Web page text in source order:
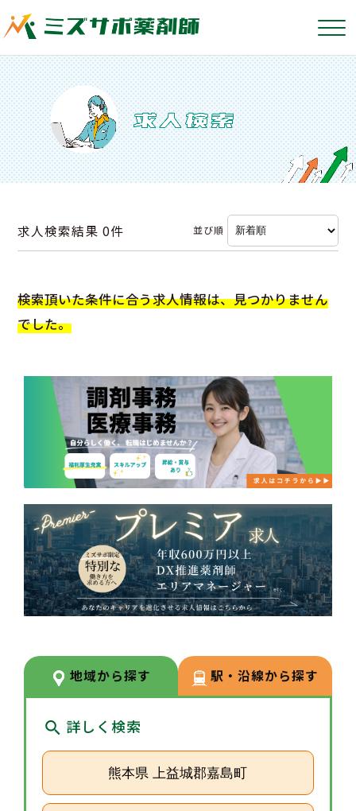
求人検索結果0件 並び順
検索頂いた条件に合う求人情報は、見つかりません
でした。
地域から探す 駅・沿線から探す
詳しく検索
熊本県 上益城郡嘉島町